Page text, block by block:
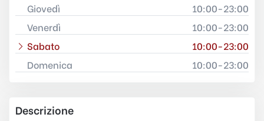
Giovedì
10:00-23:00
Venerdì
10:00-23:00
Sabato
10:00-23:00
Domenica
10:00-23:00
Descrizione